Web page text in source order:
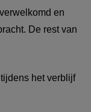
en
De rest van
het verblijf